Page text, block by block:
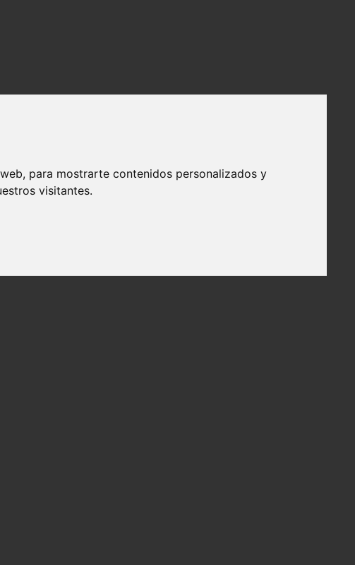
para mostrarte contenidos personalizados y
visitantes.